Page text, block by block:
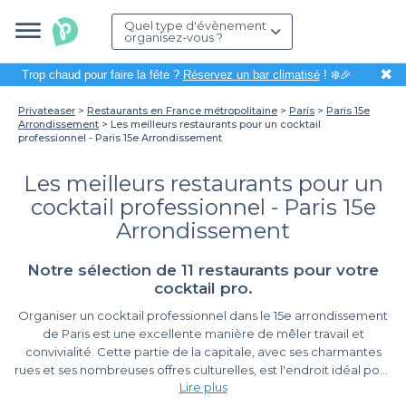
Quel type d'évènement
organisez-vous ?
Trop chaud pour faire la fête ? Réservez un bar climatisé! ❄️🎉 ✖
Privateaser Restaurants en France métropolitaine Paris
Paris 15e
Arrondissement
Les meilleurs restaurants pour un cocktail
professionnel - Paris 15e Arrondissement
Les meilleurs restaurants pour un
cocktail professionnel - Paris 15e
Arrondissement
Notre sélection de 11 restaurants pour votre
cocktail pro.
Organiser un cocktail professionnel dans le 15e arrondissement
de Paris est une excellente manière de mêler travail et
convivialité. Cette partie de la capitale, avec ses charmantes
rues et ses nombreuses offres culturelles, est l'endroit idéal pour
accueillir vos collaborateurs et partenaires. Choisir le bon cadre
Lire plus